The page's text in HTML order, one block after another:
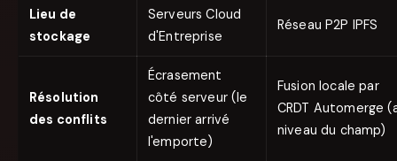
Lieu de
stockage
Serveurs Cloud
d'Entreprise
Réseau P2P IPFS
Résolution
des conflits
Écrasement
côté serveur (le
dernier arrivé
l'emporte)
Fusion locale par
CRDT Automerge
niveau du champ)